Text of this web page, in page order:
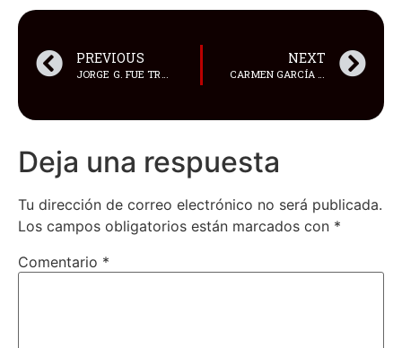
PREVIOUS
JORGE G. FUE TRASLADADO DE LA ROCA A LA CÁRCEL 4 DE QUITO
NEXT
CARMEN GARCÍA IMPULSA SU CARRERA INTERNACIONAL CON ESPECIALIZACIÓN EN LEGALTECH Y DERECHO DE LA CIBERSEGURIDAD
Deja una respuesta
Tu dirección de correo electrónico no será publicada.
Los campos obligatorios están marcados con *
Comentario *